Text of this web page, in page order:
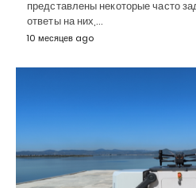
представлены некоторые часто
ответы на них,…
10 месяцев ago